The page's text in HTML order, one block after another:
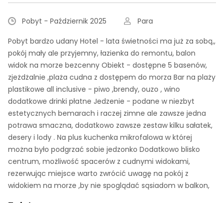
Pobyt - Październik 2025
Para
Pobyt bardzo udany Hotel - lata świetności ma już za sobą,,
pokój mały ale przyjemny, łazienka do remontu, balon
widok na morze bezcenny Obiekt - dostępne 5 basenów,
zjeżdżalnie ,plaża cudna z dostępem do morza Bar na plaży
plastikowe all inclusive - piwo ,brendy, ouzo , wino
dodatkowe drinki płatne Jedzenie - podane w niezbyt
estetycznych bemarach i raczej zimne ale zawsze jedna
potrawa smaczna, dodatkowo zawsze zestaw kilku sałatek,
desery i lody . Na plus kuchenka mikrofalowa w której
można było podgrzać sobie jedzonko Dodatkowo blisko
centrum, możliwość spacerów z cudnymi widokami,
rezerwując miejsce warto zwrócić uwagę na pokój z
widokiem na morze ,by nie spoglądać sąsiadom w balkon,